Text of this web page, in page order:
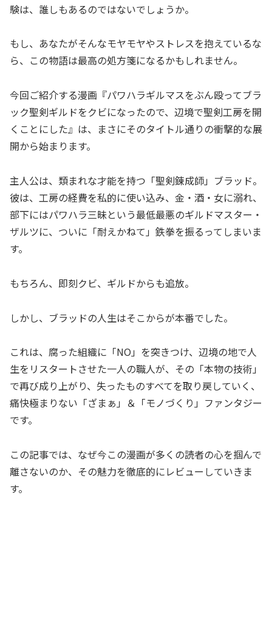
験は、誰しもあるのではないでしょうか。
もし、あなたがそんなモヤモヤやストレスを抱えているな
ら、この物語は最高の処方箋になるかもしれません。
今回ご紹介する漫画『パワハラギルマスをぶん殴ってブラ
ック聖剣ギルドをクビになったので、辺境で聖剣工房を開
くことにした』は、まさにそのタイトル通りの衝撃的な展
開から始まります。
主人公は、類まれな才能を持つ「聖剣錬成師」ブラッド。
彼は、工房の経費を私的に使い込み、金・酒・女に溺れ、
部下にはパワハラ三昧という最低最悪のギルドマスター・
ザルツに、ついに「耐えかねて」鉄拳を振るってしまいま
す。
もちろん、即刻クビ、ギルドからも追放。
しかし、ブラッドの人生はそこからが本番でした。
これは、腐った組織に「NO」を突きつけ、辺境の地で人
生をリスタートさせた一人の職人が、その「本物の技術」
で再び成り上がり、失ったものすべてを取り戻していく、
痛快極まりない「ざまぁ」＆「モノづくり」ファンタジー
です。
この記事では、なぜ今この漫画が多くの読者の心を掴んで
離さないのか、その魅力を徹底的にレビューしていきま
す。